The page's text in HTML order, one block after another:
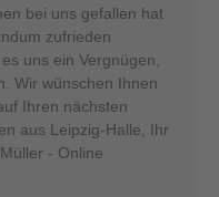
bei uns gefallen hat
zufrieden
uns ein Vergnügen,
Wir wünschen Ihnen
Ihren nächsten
aus Leipzig-Halle, Ihr
- Online